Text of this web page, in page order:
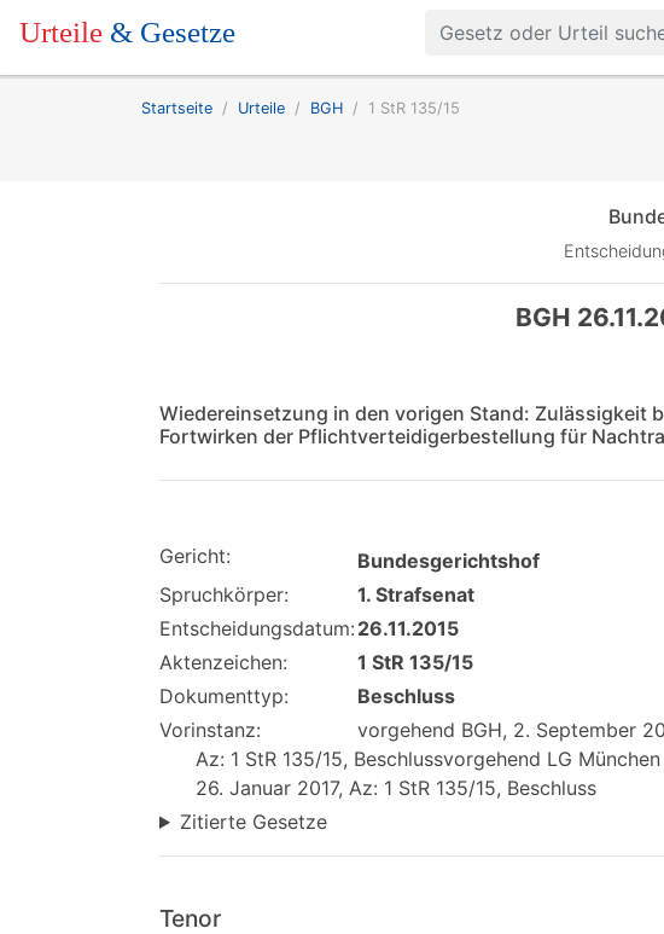
Urteile & Gesetze
Startseite Urteile BGH 1 StR 135/15
BGH
Wiedereinsetzung in den vorigen Stand: Zulässigkeit
Fortwirken der Pflichtverteidigerbestellung für
Gericht:
Bundesgerichtshof
Spruchkörper:
1. Strafsenat
Entscheidungsdatum: 26.11.2015
Aktenzeichen:
1 StR 135/15
Dokumenttyp:
Beschluss
Vorinstanz:
vorgehend BGH, 2. September
Az: 1 StR 135/15, Beschlussvorgehend LG
26. Januar 2017, Az: 1 StR 135/15, Beschluss
Zitierte Gesetze
Tenor